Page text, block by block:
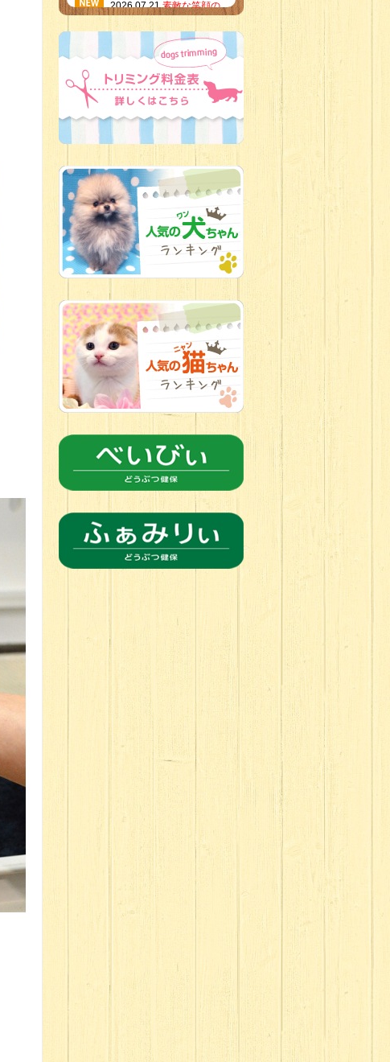
2026.07.21素敵な笑顔の
当店のイチオ
シにゃんこ
2026.07.15
ミニチュア
ピンシャーのご紹介
2026.07.09加古川店：可
2026.07.06 新入生紹介
2026.07.03
ちびっこワン
コ
2026.07.01ダラダラな猫
スタッフ
新入生
2026.06.24
人懐っこすぎ
なわんちゃんず
2026.06.21
転入生のご紹
介(*ﾉωﾉ)